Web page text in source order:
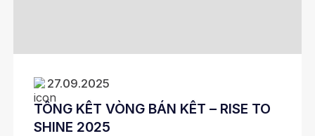
27.09.2025
TỔNG KẾT VÒNG BÁN KẾT – RISE TO
SHINE 2025